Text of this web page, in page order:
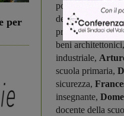
per
postale,
delle politiche
professionista,
beni architettonici,
industriale,
scuola primaria,
sicurezza,
insegnante,
docente della